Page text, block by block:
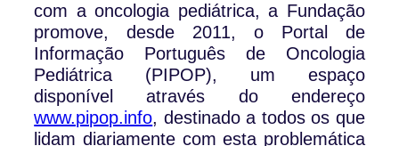
com a oncologia pediátrica, a Fundação
promove, desde 2011, o Portal de
Informação Português de Oncologia
Pediátrica (PIPOP), um espaço
disponível através do endereço
www.pipop.info, destinado a todos os que
lidam diariamente com esta problemática